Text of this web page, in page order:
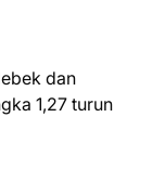
dan
1,27 turun